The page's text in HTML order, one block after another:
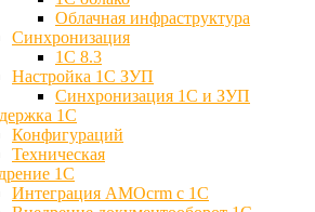
Облачная инфраструктура
Синхронизация
1С 8.3
Настройка 1С ЗУП
Синхронизация 1С и ЗУП
1С
Конфигураций
Техническая
1С
Интеграция AMOcrm с 1C